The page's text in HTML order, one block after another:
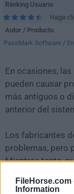
FileHorse.com
Information
Ránking Usuario
Haga
Autor / Producto
PassMark Software /
En ocasiones,
pueden causar
más antiguos o
anterior del
Los fabricantes
problemas, pero
Mientras tanto,